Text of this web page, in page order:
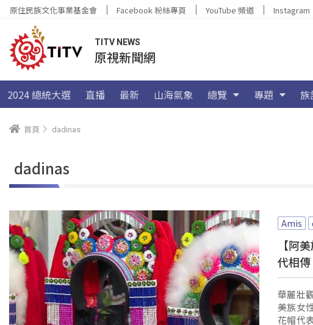
原住民族文化事業基金會 Facebook 粉絲專頁 YouTube 頻道 Instagram
TITV NEWS
原視新聞網
2024 總統大選 直播 最新 山海氣象 總覽 專題 族
首頁 dadinas
dadinas
Amis
【阿
代相傳
華麗壯
美族女
花帽代